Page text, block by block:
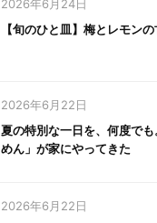
2026年6月24日
【旬のひと皿】梅とレモン
2026年6月22日
夏の特別な一日を、何度でも
めん」が家にやってきた
2026年6月22日